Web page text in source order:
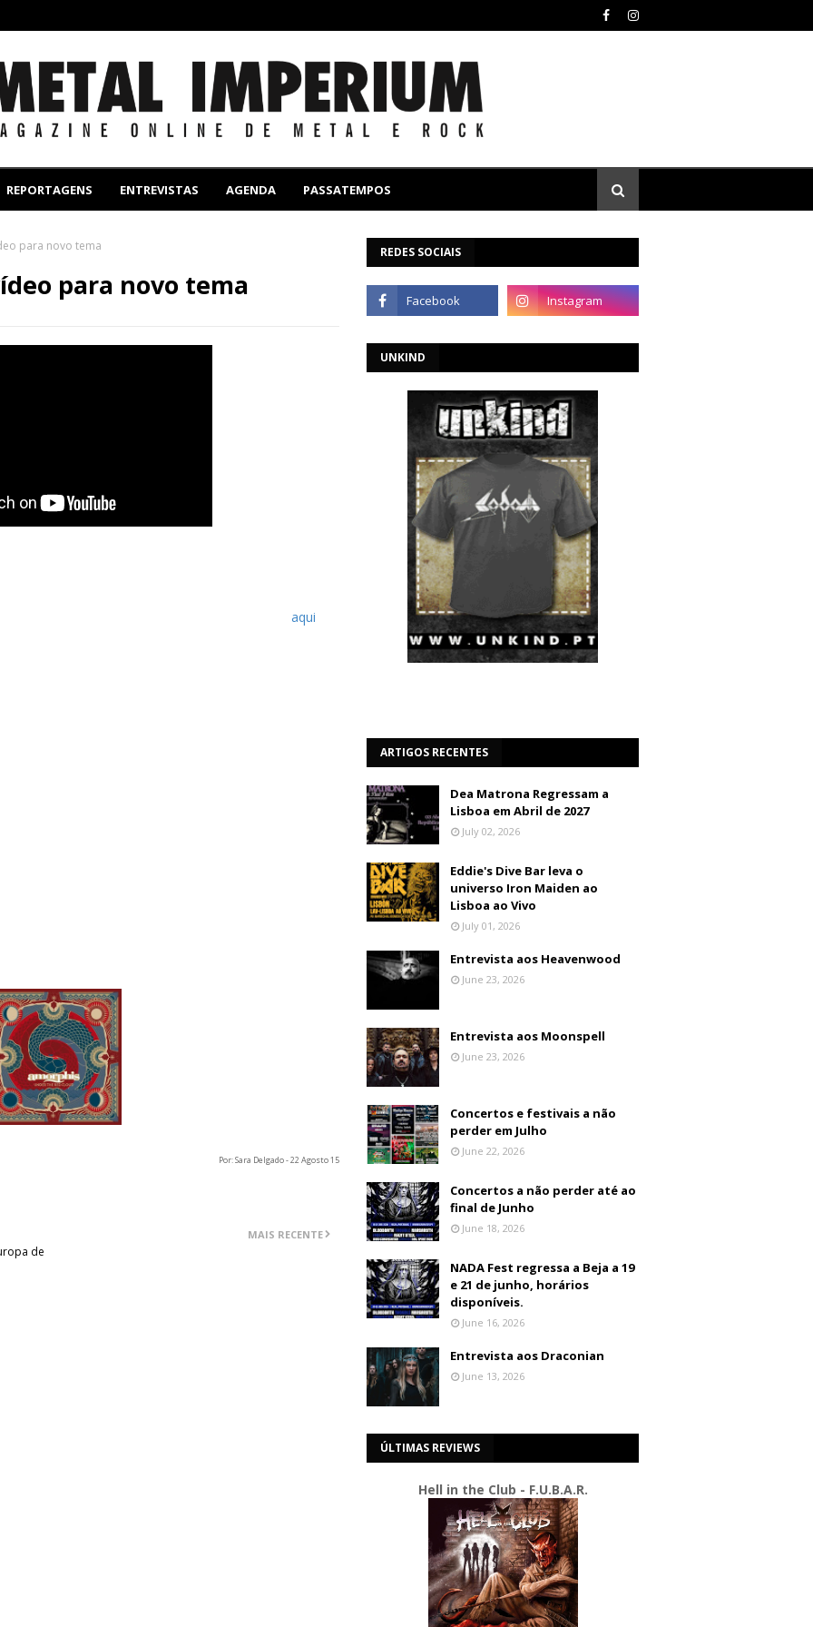
REPORTAGENS ENTREVISTAS AGENDA PASSATEMPOS
para novo tema
para novo tema
aqui
Por: Sara Delgado - 22 Agosto 15
MAIS RECENTE
de
REDES SOCIAIS
UNKIND
ARTIGOS RECENTES
Dea Matrona Regressam a
Lisboa em Abril de 2027
July 02, 2026
Eddie's Dive Bar leva o
universo Iron Maiden ao
Lisboa ao Vivo
July 01, 2026
Entrevista aos Heavenwood
June 23, 2026
Entrevista aos Moonspell
June 23, 2026
Concertos e festivais a não
perder em Julho
June 22, 2026
Concertos a não perder até ao
final de Junho
June 18, 2026
NADA Fest regressa a Beja a 19
e 21 de junho, horários
disponíveis.
June 16, 2026
Entrevista aos Draconian
June 13, 2026
ÚLTIMAS REVIEWS
Hell in the Club - F.U.B.A.R.